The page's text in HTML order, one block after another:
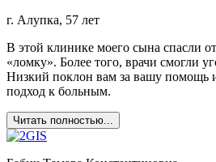
г. Алупка, 57 лет
В этой клинике моего сына спасли
«ломку». Более того, врачи смогли
Низкий поклон вам за вашу помощь
подход к больным.
Читать полностью...